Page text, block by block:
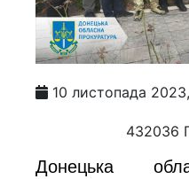
10 листопада
432036
Донецька